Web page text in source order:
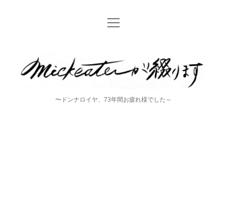
Home
open
mickeater
が
〜ドンナロイヤ、73年間お疲れ様でした～